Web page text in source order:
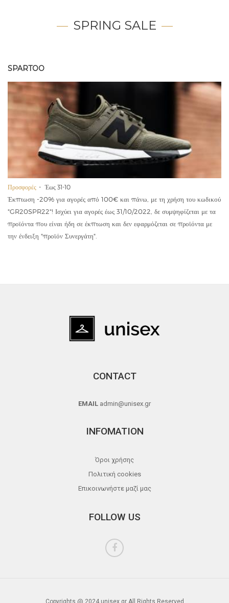
SPRING SALE
SPARTOO
Προσφορές Έως 31-10
Έκπτωση -20% για αγορές από 100€ και πάνω, με τη χρήση του κωδικού
"GR20SPR22"! Ισχύει για αγορές έως 31/10/2022, δε συμψηφίζεται με τα
προϊόντα που είναι ήδη σε έκπτωση και δεν εφαρμόζεται σε προϊόντα με
την ένδειξη "προϊόν Συνεργάτη".
CONTACT
EMAIL admin@unisex.gr
INFOMATION
Όροι χρήσης
Πολιτική cookies
Επικοινωνήστε μαζί μας
FOLLOW US
Copyrights @ 2024 unisex.gr All Rights Reserved